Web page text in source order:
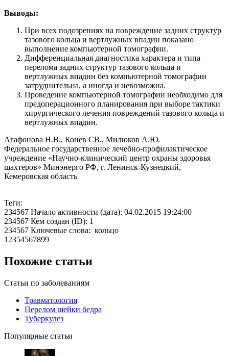
Выводы:
При всех подозрениях на повреждение задних структур
тазового кольца и вертлужных впадин показано
выполнение компьютерной томографии.
Дифференциальная диагностика характера и типа
перелома задних структур тазового кольца и
вертлужных впадин без компьютерной томографии
затруднительна, а иногда и невозможна.
Проведение компьютерной томографии необходимо для
предоперационного планирования при выборе тактики
хирургического лечения повреждений тазового кольца и
вертлужных впадин.
Агафонова Н.В., Конев СВ., Милюков А.Ю.
Федеральное государственное лечебно-профилактическое
учреждение «Научно-клинический центр охраны здоровья
шахтеров» Минэнерго РФ, г. Ленинск-Кузнецкий,
Кемеровская область
Теги:
234567 Начало активности (дата): 04.02.2015 19:24:00
234567 Кем создан (ID): 1
234567 Ключевые слова: кольцо
12354567899
Похожие статьи
Статьи по заболеваниям
Травматология
Перелом шейки бедра
Туберкулез
Популярные статьи